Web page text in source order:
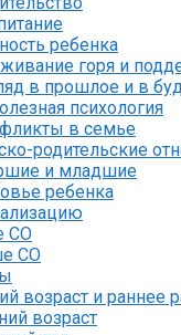
ребенка
горя и
в прошлое и в
психология
в семье
родительские
и младшие
ребенка
СО
СО
возраст и раннее
возраст